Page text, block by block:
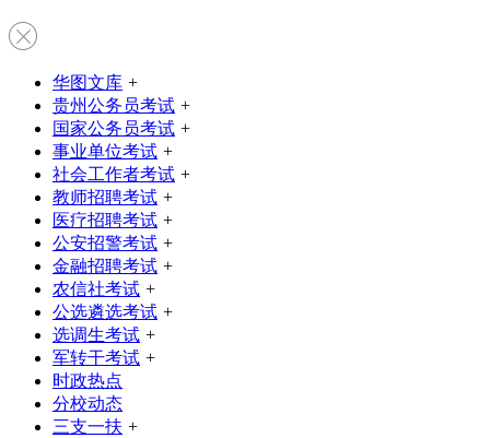
华图文库 +
贵州公务员考试 +
国家公务员考试 +
事业单位考试 +
社会工作者考试 +
教师招聘考试 +
医疗招聘考试 +
公安招警考试 +
金融招聘考试 +
农信社考试 +
公选遴选考试 +
选调生考试 +
军转干考试 +
时政热点
分校动态
三支一扶 +